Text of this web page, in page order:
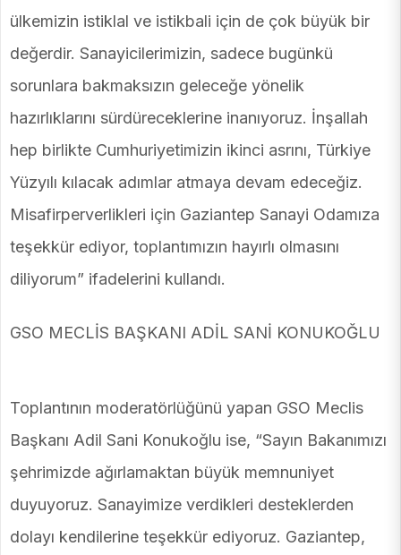
ülkemizin istiklal ve istikbali için de çok büyük bir
değerdir. Sanayicilerimizin, sadece bugünkü
sorunlara bakmaksızın geleceğe yönelik
hazırlıklarını sürdüreceklerine inanıyoruz. İnşallah
hep birlikte Cumhuriyetimizin ikinci asrını, Türkiye
Yüzyılı kılacak adımlar atmaya devam edeceğiz.
Misafirperverlikleri için Gaziantep Sanayi Odamıza
teşekkür ediyor, toplantımızın hayırlı olmasını
diliyorum” ifadelerini kullandı.
GSO MECLİS BAŞKANI ADİL SANİ KONUKOĞLU
Toplantının moderatörlüğünü yapan GSO Meclis
Başkanı Adil Sani Konukoğlu ise, “Sayın Bakanımızı
şehrimizde ağırlamaktan büyük memnuniyet
duyuyoruz. Sanayimize verdikleri desteklerden
dolayı kendilerine teşekkür ediyoruz. Gaziantep,